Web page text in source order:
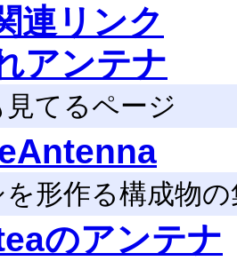
連リンク
アンテナ
てるページ
を形作る構成物
のアンテナ